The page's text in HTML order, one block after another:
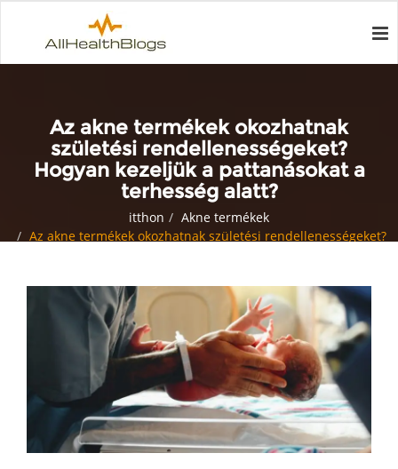
Az akne termékek okozhatnak
születési rendellenességeket?
Hogyan kezeljük a pattanásokat a
terhesség alatt?
itthon
Akne termékek
Az akne termékek okozhatnak születési rendellenességeket?